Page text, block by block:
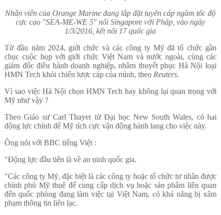
Nhân viên của Orange Marine đang lắp đặt tuyến cáp ngầm tốc độ
cực cao "SEA-ME-WE 5" nối Singapore với Pháp, vào ngày
1/3/2016, kết nối 17 quốc gia
Từ đầu năm 2024, giới chức và các công ty Mỹ đã tổ chức gần
chục cuộc họp với giới chức Việt Nam và nước ngoài, cùng các
giám đốc điều hành doanh nghiệp, nhằm thuyết phục Hà Nội loại
HMN Tech khỏi chiến lược cáp của mình, theo Reuters.
Vì sao việc Hà Nội chọn HMN Tech hay không lại quan trọng với
Mỹ như vậy ?
Theo Giáo sư Carl Thayer từ Đại học New South Wales, có hai
động lực chính để Mỹ tích cực vận động hành lang cho việc này.
Ông nói với BBC tiếng Việt :
"Động lực đầu tiên là về an ninh quốc gia.
"Các công ty Mỹ, đặc biệt là các công ty hoặc tổ chức tư nhân được
chính phủ Mỹ thuê để cung cấp dịch vụ hoặc sản phẩm liên quan
đến quốc phòng đang làm việc tại Việt Nam, có khả năng bị xâm
phạm thông tin liên lạc.